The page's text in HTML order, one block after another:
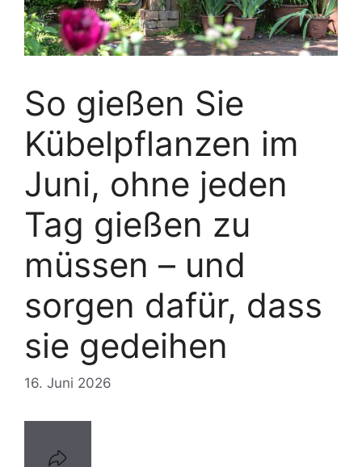
So gießen Sie
Kübelpflanzen im
Juni, ohne jeden
Tag gießen zu
müssen – und
sorgen dafür, dass
sie gedeihen
16. Juni 2026